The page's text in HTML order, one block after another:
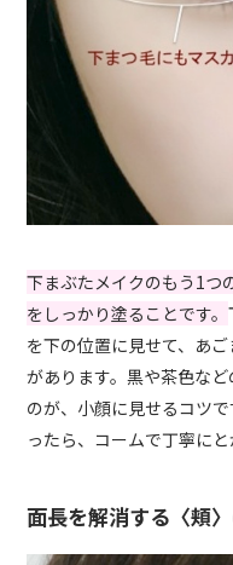
下まぶたメイクのもう1つ
をしっかり塗ることです。
を下の位置に見せて、あ
があります。黒や茶色な
のが、小顔に見せるコツ
ったら、コームで丁寧に
面長を解消する〈頬